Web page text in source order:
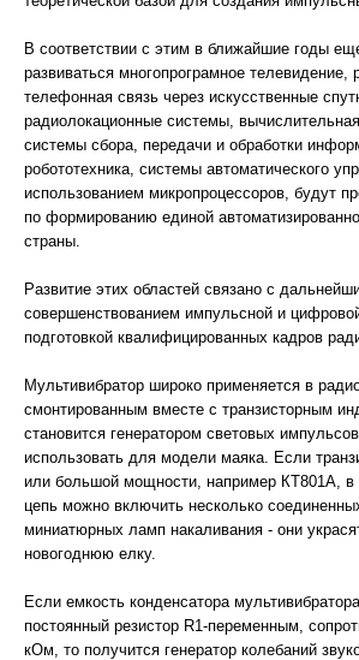
В соответствии с этим в ближайшие годы
развиваться многопрограмное телевидение,
телефонная связь через искусственные
радиолокационные системы,
системы сбора, передачи и обработки
робототехника, системы автоматического
использованием микропроцессоров, будут
по формированию единой
страны.
Развитие этих областей связано с
совершенствованием импульсной и
подготовкой квалифицированных кадров
Мультивибратор широко применяется в
смонтированным вместе с транзисторным
становится генератором световых
использовать для модели маяка. Если
или большой мощности, например КТ801А, в
цепь можно включить несколько
миниатюрных ламп накаливания - они
новогоднюю елку.
Если емкость конденсатора
постоянный резистор R1-переменным,
кОм, то получится генератор колебаний